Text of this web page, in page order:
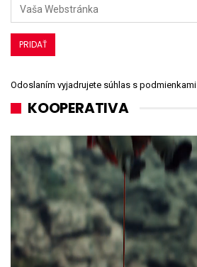
Odoslaním vyjadrujete súhlas s podmienkami
KOOPERATIVA